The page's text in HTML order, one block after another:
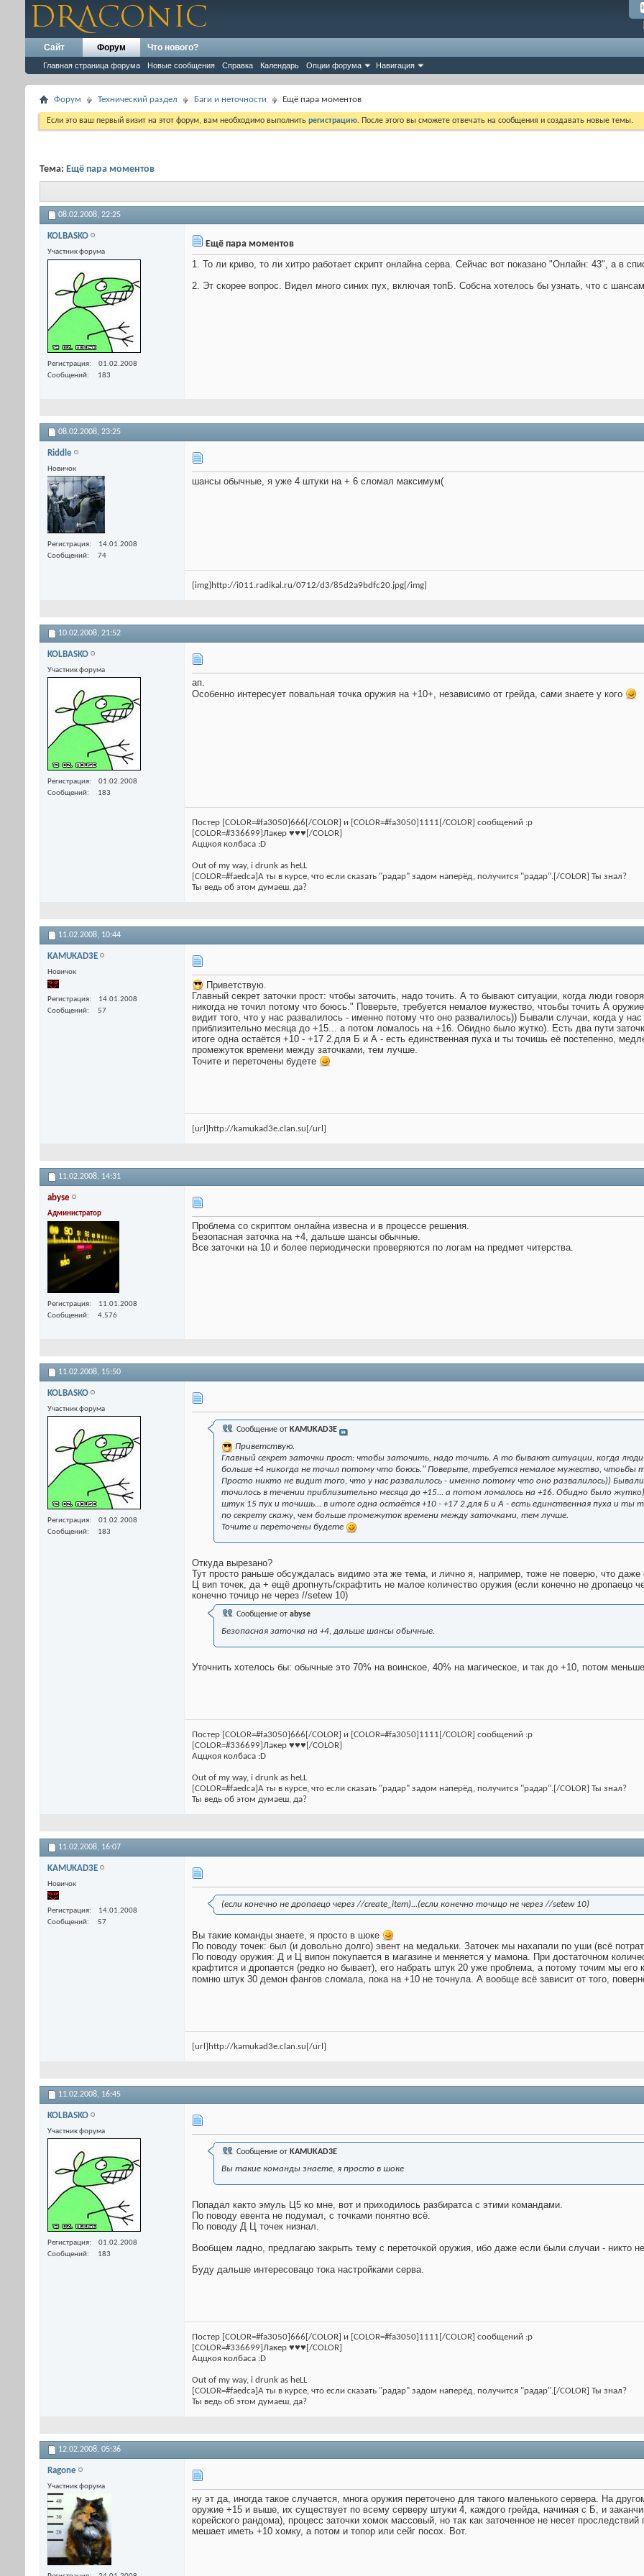
Сайт Форум
Главная страница форума Новые сообщения Справка Календарь Опции форума Навигация
Что нового?
Форум Технический раздел Баги и неточности Ещё пара моментов
Если это ваш первый визит на этот форум, вам необходимо выполнить регистрацию. После этого вы сможете отвечать на сообщения и создавать новые темы.
Тема: Ещё пара моментов
08.02.2008, 22:25
KOLBASKO
Участник форума
Регистрация
01.02.2008
Сообщений
183
Ещё пара моментов
1. То ли криво, то ли хитро работает скрипт онлайна серва. Сейчас вот показано "Онлайн: 43", а в
2. Эт скорее вопрос. Видел много синих пух, включая топБ. Собсна хотелось бы узнать, что с
08.02.2008, 23:25
Riddle
Новичок
Регистрация
14.01.2008
Сообщений
74
шансы обычные, я уже 4 штуки на + 6 сломал максимум(
[img]http://i011.radikal.ru/0712/d3/85d2a9bdfc20.jpg[/img]
10.02.2008, 21:52
KOLBASKO
Участник форума
Регистрация
01.02.2008
Сообщений
183
ап.
Особенно интересует повальная точка оружия на +10+, независимо от грейда, сами знаете у кого
Постер [COLOR=#fa3050]666[/COLOR] и [COLOR=#fa3050]1111[/COLOR] сообщений :p
[COLOR=#336699]Лакер ♥♥♥[/COLOR]
Аццкоя колбаса :D
Out of my way, i drunk as heLL
[COLOR=#faedca]А ты в курсе, что если сказать "радар" задом наперёд, получится "радар".[/COLOR] Ты знал?
Ты ведь об этом думаеш, да?
11.02.2008, 10:44
KAMUKAD3E
Новичок
Регистрация
14.01.2008
Сообщений
57
Приветствую.
Главный секрет заточки прост: чтобы заточить, надо точить. А то бывают ситуации, когда люди
никогда не точил потому что боюсь." Поверьте, требуется немалое мужество, чтоьбы точить А
видит того, что у нас развалилось - именно потому что оно развалилось)) Бывали случаи, когда у
приблизительно месяца до +15... а потом ломалось на +16. Обидно было жутко). Есть два пути
итоге одна остаётся +10 - +17 2.для Б и А - есть единственная пуха и ты точишь её постепенно,
промежуток времени между заточками, тем лучше.
Точите и переточены будете
[url]http://kamukad3e.clan.su[/url]
11.02.2008, 14:31
abyse
Администратор
Регистрация
11.01.2008
Сообщений
4,576
Проблема со скриптом онлайна извесна и в процессе решения.
Безопасная заточка на +4, дальше шансы обычные.
Все заточки на 10 и более периодически проверяются по логам на предмет читерства.
11.02.2008, 15:50
KOLBASKO
Участник форума
Регистрация
01.02.2008
Сообщений
183
Сообщение от KAMUKAD3E
Приветствую.
Главный секрет заточки прост: чтобы заточить, надо точить. А то бывают ситуации, когда
больше +4 никогда не точил потому что боюсь." Поверьте, требуется немалое мужество, чтоьбы
Просто никто не видит того, что у нас развалилось - именно потому что оно развалилось))
точилось в течении приблизительно месяца до +15... а потом ломалось на +16. Обидно было
штук 15 пух и точишь... в итоге одна остаётся +10 - +17 2.для Б и А - есть единственная пуха и
по секрету скажу, чем больше промежуток времени между заточками, тем лучше.
Точите и переточены будете
Откуда вырезано?
Тут просто раньше обсуждалась видимо эта же тема, и лично я, например, тоже не поверю, что
Ц вип точек, да + ещё дропнуть/скрафтить не малое количество оружия (если конечно не дропаецо
конечно точицо не через //setew 10)
Сообщение от abyse
Безопасная заточка на +4, дальше шансы обычные.
Уточнить хотелось бы: обычные это 70% на воинское, 40% на магическое, и так до +10, потом
Постер [COLOR=#fa3050]666[/COLOR] и [COLOR=#fa3050]1111[/COLOR] сообщений :p
[COLOR=#336699]Лакер ♥♥♥[/COLOR]
Аццкоя колбаса :D
Out of my way, i drunk as heLL
[COLOR=#faedca]А ты в курсе, что если сказать "радар" задом наперёд, получится "радар".[/COLOR] Ты знал?
Ты ведь об этом думаеш, да?
11.02.2008, 16:07
KAMUKAD3E
Новичок
Регистрация
14.01.2008
Сообщений
57
(если конечно не дропаецо через //create_item)...(если конечно точицо не через //setew 10)
Вы такие команды знаете, я просто в шоке
По поводу точек: был (и довольно долго) эвент на медальки. Заточек мы нахапали по уши (всё
По поводу оружия: Д и Ц випон покупается в магазине и меняется у мамона. При достаточном
крафтится и дропается (редко но бывает), его набрать штук 20 уже проблема, а потому точим мы его
помню штук 30 демон фангов сломала, пока на +10 не точнула. А вообще всё зависит от того,
[url]http://kamukad3e.clan.su[/url]
11.02.2008, 16:45
KOLBASKO
Участник форума
Регистрация
01.02.2008
Сообщений
183
Сообщение от KAMUKAD3E
Вы такие команды знаете, я просто в шоке
Попадал както эмуль Ц5 ко мне, вот и приходилось разбиратса с этими командами.
По поводу евента не подумал, с точками понятно всё.
По поводу Д Ц точек низнал.
Вообщем ладно, предлагаю закрыть тему с переточкой оружия, ибо даже если были случаи - никто не
Буду дальше интересовацо тока настройками серва.
Постер [COLOR=#fa3050]666[/COLOR] и [COLOR=#fa3050]1111[/COLOR] сообщений :p
[COLOR=#336699]Лакер ♥♥♥[/COLOR]
Аццкоя колбаса :D
Out of my way, i drunk as heLL
[COLOR=#faedca]А ты в курсе, что если сказать "радар" задом наперёд, получится "радар".[/COLOR] Ты знал?
Ты ведь об этом думаеш, да?
12.02.2008, 05:36
Ragone
Участник форума
ну эт да, иногда такое случается, многа оружия переточено для такого маленького сервера. На
оружие +15 и выше, их существует по всему серверу штуки 4, каждого грейда, начиная с Б, и
корейского рандома), процесс заточки хомок массовый, но так как заточенное не несет
мешает иметь +10 хомку, а потом и топор или сейг посох. Вот.